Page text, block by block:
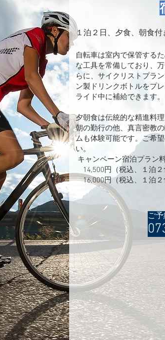
１泊２日、夕食、朝食付
自転車は室内で保管する
な工具を常備しており、
らに、サイクリストプラ
ン製ドリンクボトルをプ
ライド中に補給できます。
夕朝食は伝統的な精進料
朝の勤行の他、真言密教
ムも体験可能です。ご希
い。
キャンペーン宿泊プラン
14,500円（税込、１泊２
16,000円（税込、１泊２
ご